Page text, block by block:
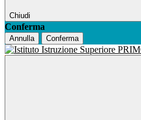
Chiudi
Conferma
Annulla Conferma